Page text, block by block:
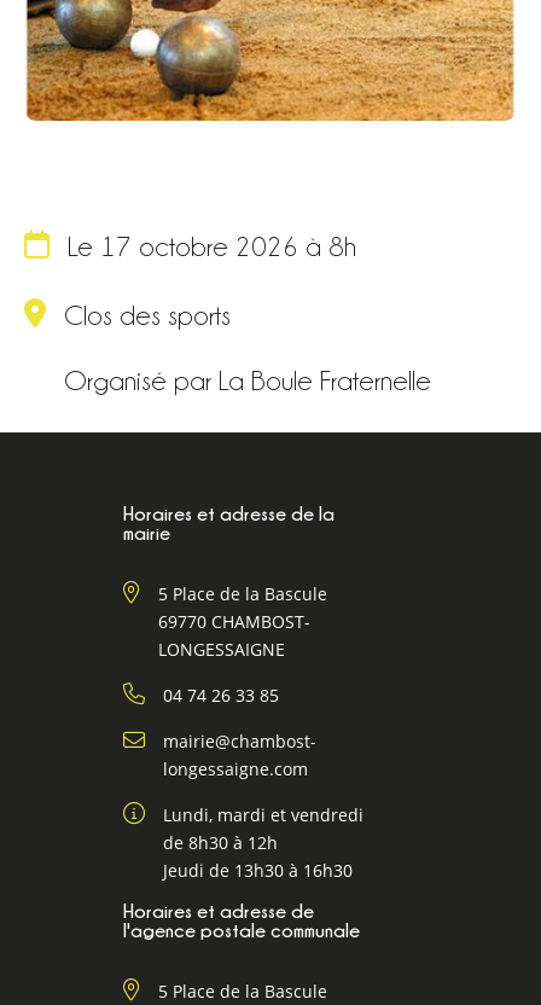
Le 17 octobre 2026 à 8h
Clos des sports
Organisé par La Boule Fraternelle
Horaires et adresse de la
mairie
5 Place de la Bascule
69770 CHAMBOST-
LONGESSAIGNE
04 74 26 33 85
mairie@chambost-
longessaigne.com
Lundi, mardi et vendredi
de 8h30 à 12h
Jeudi de 13h30 à 16h30
Horaires et adresse de
l'agence postale communale
5 Place de la Bascule